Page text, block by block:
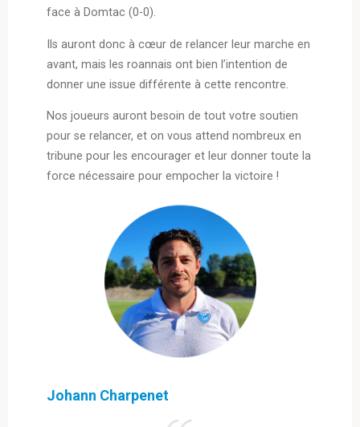
face à Domtac (0-0).
Ils auront donc à cœur de relancer leur marche en
avant, mais les roannais ont bien l’intention de
donner une issue différente à cette rencontre.
Nos joueurs auront besoin de tout votre soutien
pour se relancer, et on vous attend nombreux en
tribune pour les encourager et leur donner toute la
force nécessaire pour empocher la victoire !
Johann Charpenet